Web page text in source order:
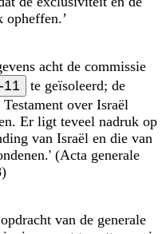
opheffen.’
acht de commissie
11
te geïsoleerd; de
over Israël
Er ligt teveel nadruk op
van Israël en die van
(Acta generale
van de generale